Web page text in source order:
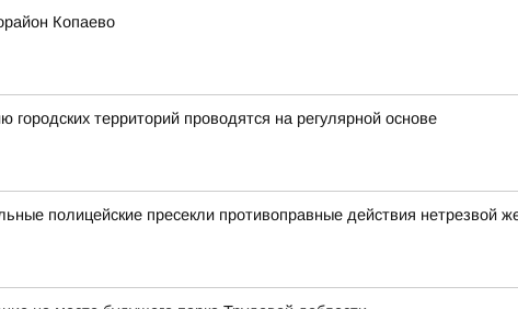
Копаево
территорий проводятся на регулярной основе
полицейские пресекли противоправные действия нетрезвой